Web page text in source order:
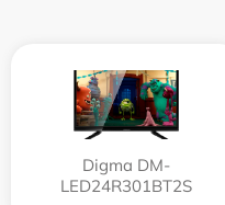
Digma DM-
LED24R301BT2S